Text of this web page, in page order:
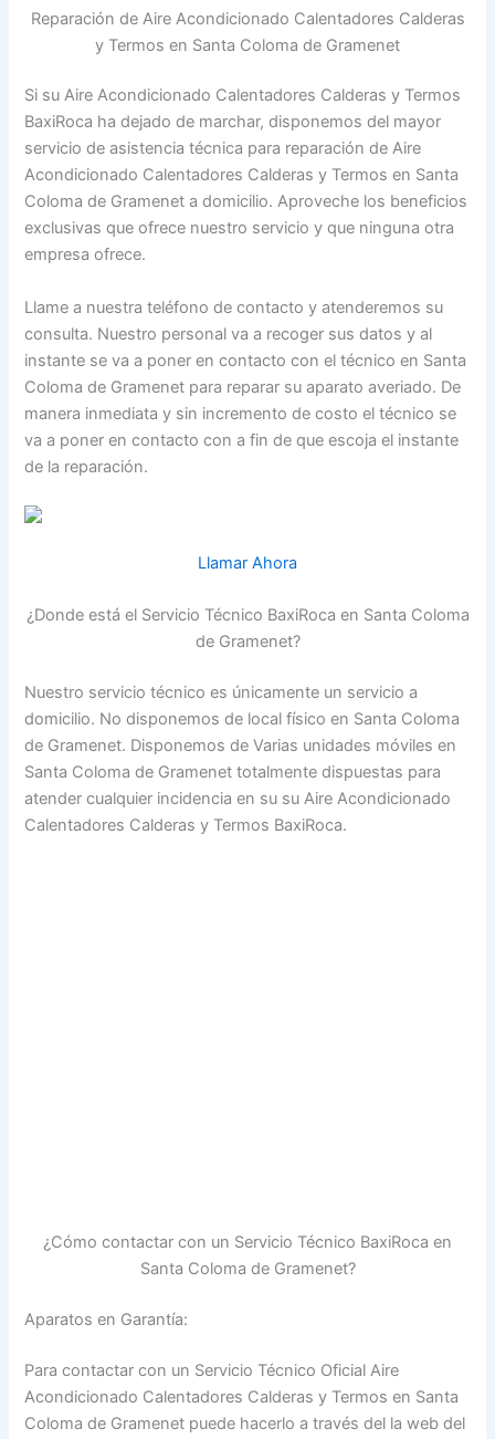
Reparación de Aire Acondicionado Calentadores Calderas
y Termos en Santa Coloma de Gramenet
Si su Aire Acondicionado Calentadores Calderas y Termos
BaxiRoca ha dejado de marchar, disponemos del mayor
servicio de asistencia técnica para reparación de Aire
Acondicionado Calentadores Calderas y Termos en Santa
Coloma de Gramenet a domicilio. Aproveche los beneficios
exclusivas que ofrece nuestro servicio y que ninguna otra
empresa ofrece.
Llame a nuestra teléfono de contacto y atenderemos su
consulta. Nuestro personal va a recoger sus datos y al
instante se va a poner en contacto con el técnico en Santa
Coloma de Gramenet para reparar su aparato averiado. De
manera inmediata y sin incremento de costo el técnico se
va a poner en contacto con a fin de que escoja el instante
de la reparación.
Llamar Ahora
¿Donde está el Servicio Técnico BaxiRoca en Santa Coloma
de Gramenet?
Nuestro servicio técnico es únicamente un servicio a
domicilio. No disponemos de local físico en Santa Coloma
de Gramenet. Disponemos de Varias unidades móviles en
Santa Coloma de Gramenet totalmente dispuestas para
atender cualquier incidencia en su su Aire Acondicionado
Calentadores Calderas y Termos BaxiRoca.
¿Cómo contactar con un Servicio Técnico BaxiRoca en
Santa Coloma de Gramenet?
Aparatos en Garantía:
Para contactar con un Servicio Técnico Oficial Aire
Acondicionado Calentadores Calderas y Termos en Santa
Coloma de Gramenet puede hacerlo a través del la web del